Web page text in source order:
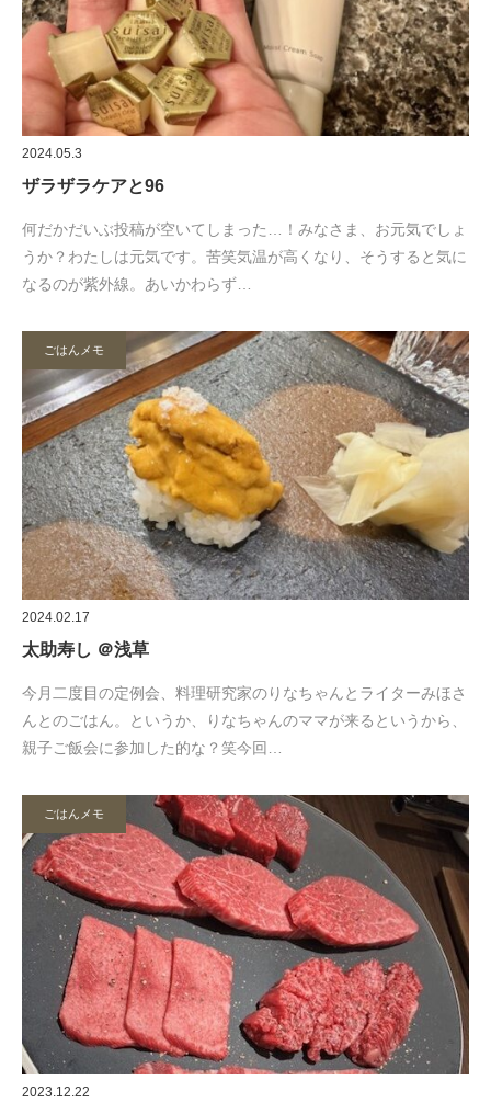
2024.05.3
ザラザラケアと96
何だかだいぶ投稿が空いてしまった…！みなさま、お元気でしょ
うか？わたしは元気です。苦笑気温が高くなり、そうすると気に
なるのが紫外線。あいかわらず…
ごはんメモ
2024.02.17
太助寿し ＠浅草
今月二度目の定例会、料理研究家のりなちゃんとライターみほさ
んとのごはん。というか、りなちゃんのママが来るというから、
親子ご飯会に参加した的な？笑今回…
ごはんメモ
2023.12.22